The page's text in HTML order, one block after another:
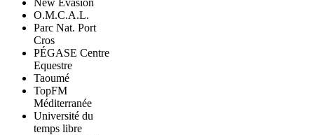
O.M.C.A.L.
Parc Nat. Port
Cros
PÉGASE Centre
Equestre
Taoumé
TopFM
Méditerranée
Université du
temps libre